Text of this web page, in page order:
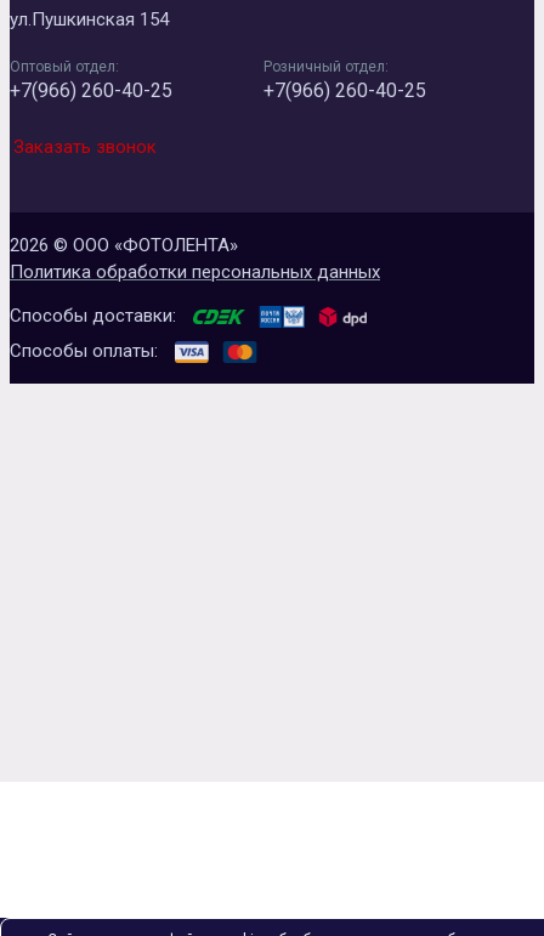
ул.Пушкинская 154
Оптовый отдел:
+7(966) 260-40-25
Розничный отдел:
+7(966) 260-40-25
Заказать звонок
2026 © ООО «ФОТОЛЕНТА»
Политика обработки персональных данных
Способы доставки:
Способы оплаты: